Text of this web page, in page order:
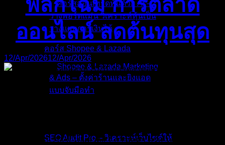
คอร์สสอนเทรดหุ้นด้วย AI –
วางพอร์ตแม่น วิเคราะห์หุ้นเป็น
วางแผนการเงินได้
คอร์ส Shopee & Lazada
Shopee & Lazada Marketing
& Ads – ตั้งค่าร้านและยิงแอด
แบบจับมือทำ
SEO Audit Pro – วิเคราะห์เว็บไซต์ให้
พลิกโฉม การตลาด
ออนไลน์ ลดต้นทุนสุด
12/Apr/202612/Apr/2026
ออนไลน์ ในปี 2026 ไปแล้วถึง 1 ก้าวเต็มๆ ครับ! เพราะในช่วง